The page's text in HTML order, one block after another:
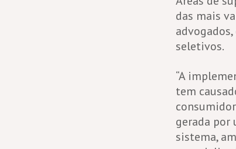
das mais
seletivos.
“A
tem
gerada por
sistema,